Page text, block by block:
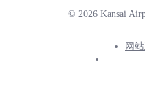
© 2026 Kansai
Footer
网